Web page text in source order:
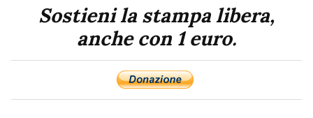
Sostieni la stampa libera,
anche con 1 euro.